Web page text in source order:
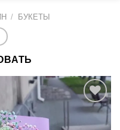
/ БУКЕТЫ
В
избранное